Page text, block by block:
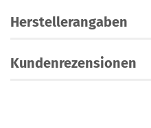
Herstellerangaben
Kundenrezensionen